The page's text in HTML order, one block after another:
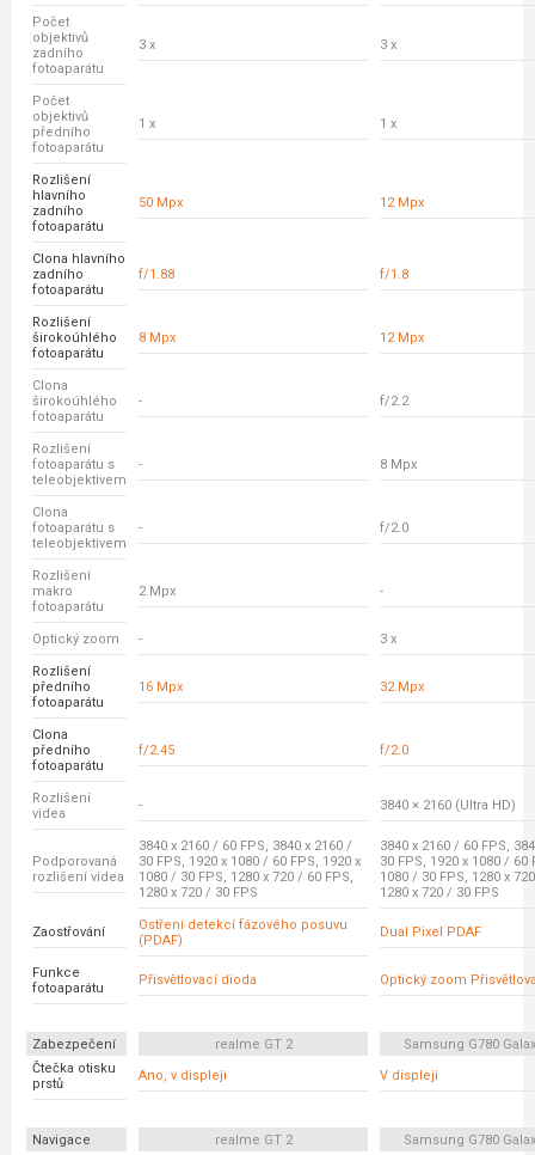
Počet
objektivů
zadního
fotoaparátu
3 x 3 x
Počet
objektivů
předního
fotoaparátu
1 x 1 x
Rozlišení
hlavního
zadního
fotoaparátu
50 Mpx 12 Mpx
Clona hlavního
zadního
fotoaparátu
f/1.88 f/1.8
Rozlišení
širokoúhlého
fotoaparátu
8 Mpx 12 Mpx
Clona
širokoúhlého
fotoaparátu
- f/2.2
Rozlišení
fotoaparátu s
teleobjektivem
- 8 Mpx
Clona
fotoaparátu s
teleobjektivem
- f/2.0
Rozlišení
makro
fotoaparátu
2 Mpx -
Optický zoom - 3 x
Rozlišení
předního
fotoaparátu
16 Mpx 32 Mpx
Clona
předního
fotoaparátu
f/2.45 f/2.0
Rozlišení
videa
- 3840 × 2160 (Ultra HD)
Podporovaná
rozlišení videa
3840 x 2160 / 60 FPS, 3840 x 2160 /
30 FPS, 1920 x 1080 / 60 FPS, 1920 x
1080 / 30 FPS, 1280 x 720 / 60 FPS,
1280 x 720 / 30 FPS
3840 x 2160 / 60 FPS,
30 FPS, 1920 x 1080 / 60
1080 / 30 FPS, 1280 x
1280 x 720 / 30 FPS
Zaostřování
Ostření detekcí fázového posuvu
(PDAF)
Dual Pixel PDAF
Funkce
fotoaparátu
Přisvětlovací dioda Optický zoom
Zabezpečení realme GT 2
Samsung G780
Čtečka otisku
prstů
Ano, v displeji V displeji
Navigace realme GT 2
Samsung G780